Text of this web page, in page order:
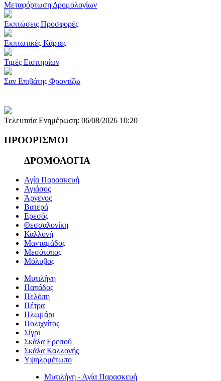
Μεταφόρτωση Δρομολογίων
Εκπτώσεις Προσφορές
Εκπτωτικές Κάρτες
Τιμές Εισιτηρίων
Σαν Επιβάτης Φροντίζω
Τελευταία Ενημέρωση: 06/08/2026 10:20
ΠΡΟΟΡΙΣΜΟΙ
ΔΡΟΜΟΛΟΓΙΑ
Αγία Παρασκευή
Αγιάσος
Άργενος
Βατερά
Ερεσός
Θεσσαλονίκη
Καλλονή
Μανταμάδος
Μεσότοπος
Μόλυβος
Μυτιλήνη
Παπάδος
Πελόπη
Πέτρα
Πλωμάρι
Πολιχνίτος
Σίγρι
Σκάλα Ερεσού
Σκάλα Καλλονής
Υψηλομέτωπο
Μυτιλήνη - Αγία Παρασκευή